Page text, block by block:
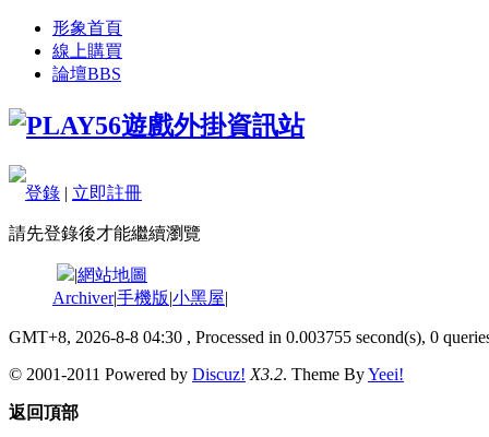
形象首頁
線上購買
論壇BBS
登錄 | 立即註冊
請先登錄後才能繼續瀏覽
|網站地圖
Archiver|手機版|小黑屋|
GMT+8, 2026-8-8 04:30 , Processed in 0.003755 second(s), 0
© 2001-2011 Powered by Discuz! X3.2. Theme ByYeei!
返回頂部